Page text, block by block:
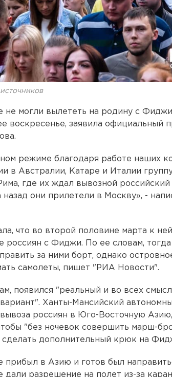
не могли вылететь на родину с
воскресенье, заявила официальный
режиме благодаря работе наших
в Австралии, Катаре и Италии
где их ждал вывозной российский
назад они прилетели в Москву», -
что во второй половине марта к
россиян с Фиджи. По ее словам, тогда
за ними борт, однако
самолеты, пишет "РИА Новости".
появился "реальный и во всех
Ханты-Мансийский
россиян в Юго-Восточную
"без ночевок совершить марш-
сделать дополнительный крюк на
прибыл в Азию и готов был
дали разрешение на полет из-за